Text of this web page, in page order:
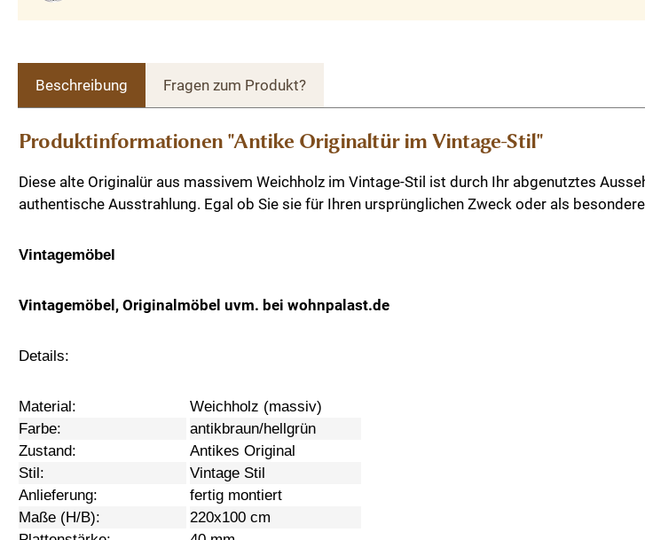
Beschreibung Fragen zum Produkt?
Produktinformationen "Antike Originaltür im Vintage-Stil"
Diese alte Originalür aus massivem Weichholz im Vintage-Stil ist durch Ihr abgenutztes
authentische Ausstrahlung. Egal ob Sie sie für Ihren ursprünglichen Zweck oder als
Vintagemöbel
Vintagemöbel, Originalmöbel uvm. bei wohnpalast.de
Details:
Material:
Weichholz (massiv)
Farbe:
antikbraun/hellgrün
Zustand:
Antikes Original
Stil:
Vintage Stil
Anlieferung:
fertig montiert
Maße (H/B):
220x100 cm